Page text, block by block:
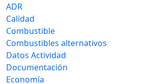
ADR
Calidad
Combustible
Combustibles alternativos
Datos Actividad
Documentación
Economía